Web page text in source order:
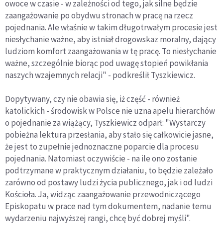
owoce w czasie - w zależności od tego, jak silne będzie
zaangażowanie po obydwu stronach w pracę na rzecz
pojednania. Ale właśnie w takim długotrwałym procesie jest
niesłychanie ważne, aby istniał drogowskaz moralny, dający
ludziom komfort zaangażowania w tę pracę. To niesłychanie
ważne, szczególnie biorąc pod uwagę stopień powikłania
naszych wzajemnych relacji" - podkreślił Tyszkiewicz.
Dopytywany, czy nie obawia się, iż część - również
katolickich - środowisk w Polsce nie uzna apelu hierarchów
o pojednanie za wiążący, Tyszkiewicz odparł: "Wystarczy
pobieżna lektura przesłania, aby stało się całkowicie jasne,
że jest to zupełnie jednoznaczne poparcie dla procesu
pojednania. Natomiast oczywiście - na ile ono zostanie
podtrzymane w praktycznym działaniu, to będzie zależało
zarówno od postawy ludzi życia publicznego, jak i od ludzi
Kościoła. Ja, widząc zaangażowanie przewodniczącego
Episkopatu w prace nad tym dokumentem, nadanie temu
wydarzeniu najwyższej rangi, chcę być dobrej myśli".